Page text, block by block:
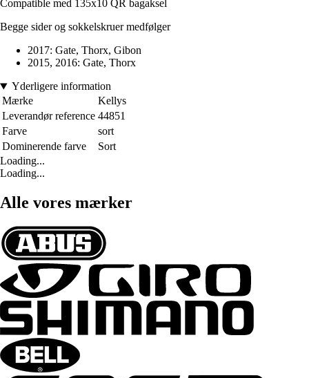
Compatible med 135x10 QR bagaksel
Begge sider og sokkelskruer medfølger
2017: Gate, Thorx, Gibon
2015, 2016: Gate, Thorx
Yderligere information
Mærke
Kellys
Leverandør reference 44851
Farve
sort
Dominerende farve
Sort
Loading...
Loading...
Alle vores mærker